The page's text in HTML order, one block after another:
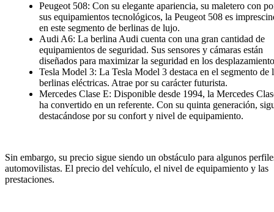
Peugeot 508: Con su elegante apariencia, su maletero con
sus equipamientos tecnológicos, la Peugeot 508 es
en este segmento de berlinas de lujo.
Audi A6: La berlina Audi cuenta con una gran cantidad de
equipamientos de seguridad. Sus sensores y cámaras están
diseñados para maximizar la seguridad en los
Tesla Model 3: La Tesla Model 3 destaca en el segmento de
berlinas eléctricas. Atrae por su carácter futurista.
Mercedes Clase E: Disponible desde 1994, la Mercedes
ha convertido en un referente. Con su quinta generación,
destacándose por su confort y nivel de equipamiento.
Sin embargo, su precio sigue siendo un obstáculo para algunos
automovilistas. El precio del vehículo, el nivel de equipamiento y las
prestaciones.